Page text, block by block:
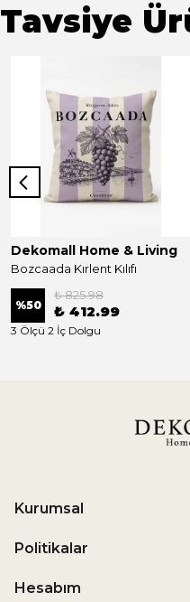
Tavsiye
Dekomall Home & Living
Bozcaada Kırlent Kılıfı
%50
₺ 825.98
₺ 412.99
3 Ölçü 2 İç Dolgu
Kurumsal
Politikalar
Hesabım